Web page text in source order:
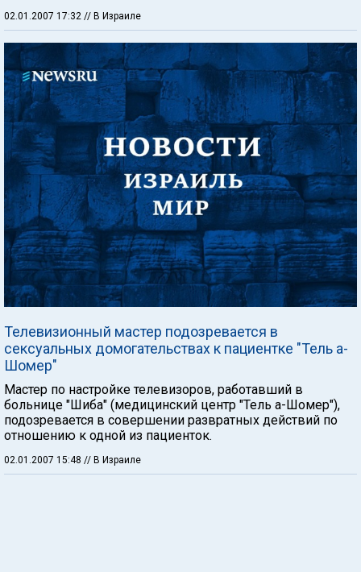
02.01.2007 17:32 // В Израиле
Телевизионный мастер подозревается в
сексуальных домогательствах к пациентке "Тель а-
Шомер"
Мастер по настройке телевизоров, работавший в
больнице "Шиба" (медицинский центр "Тель а-Шомер"),
подозревается в совершении развратных действий по
отношению к одной из пациенток.
02.01.2007 15:48 // В Израиле